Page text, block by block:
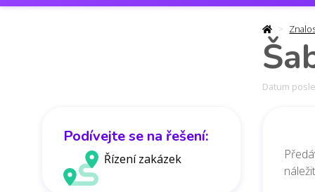
Datum
Podívejte se na řešení:
Řízení zakázek